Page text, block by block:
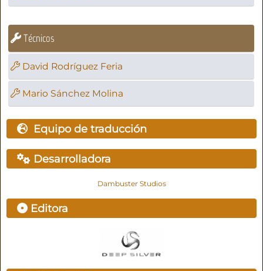
Técnicos
David Rodríguez Feria
Mario Sánchez Molina
Equipo de traducción
Desarrolladora
Dambuster Studios
Editora